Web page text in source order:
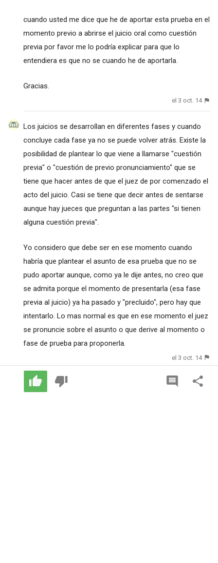
cuando usted me dice que he de aportar esta prueba en el
momento previo a abrirse el juicio oral como cuestión
previa por favor me lo podría explicar para que lo
entendiera es que no se cuando he de aportarla.
Gracias.
el 3 oct. 14
Los juicios se desarrollan en diferentes fases y cuando
concluye cada fase ya no se puede volver atrás. Existe la
posibilidad de plantear lo que viene a llamarse "cuestión
previa" o "cuestión de previo pronunciamiento" que se
tiene que hacer antes de que el juez de por comenzado el
acto del juicio. Casi se tiene que decir antes de sentarse
aunque hay jueces que preguntan a las partes "si tienen
alguna cuestión previa".
Yo considero que debe ser en ese momento cuando
habría que plantear el asunto de esa prueba que no se
pudo aportar aunque, como ya le dije antes, no creo que
se admita porque el momento de presentarla (esa fase
previa al juicio) ya ha pasado y "precluido", pero hay que
intentarlo. Lo mas normal es que en ese momento el juez
se pronuncie sobre el asunto o que derive al momento o
fase de prueba para proponerla.
el 3 oct. 14